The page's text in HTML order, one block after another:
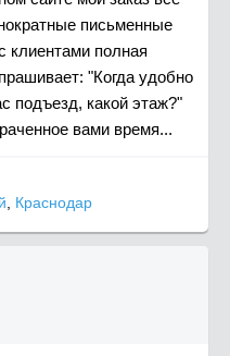
письменные
клиентами полная
"Когда удобно
подъезд, какой этаж?"
вами время...
Краснодар